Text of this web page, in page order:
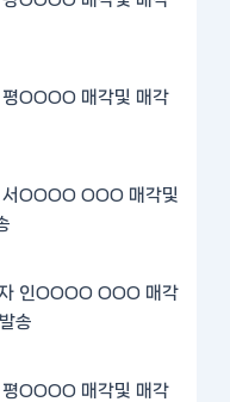
OOOO 매각및 매각
OOOO OOO 매각및
인OOOO OOO 매각
송
OOOO 매각및 매각